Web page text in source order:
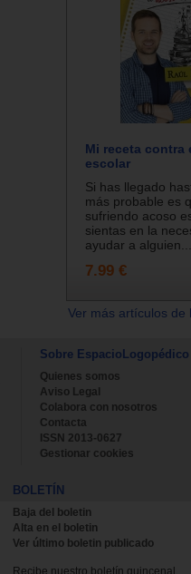
Mi receta contra
escolar
Si has llegado
más probable es
sufriendo acoso
sientas en la
ayudar a alguien...
7.99 €
Ver más artículos
Sobre EspacioLogopédico
Quienes somos
Aviso Legal
Colabora con nosotros
Contacta
ISSN 2013-0627
Gestionar cookies
BOLETÍN
Baja del boletin
Alta en el boletin
Ver último boletin publicado
Recibe nuestro boletín quincenal.